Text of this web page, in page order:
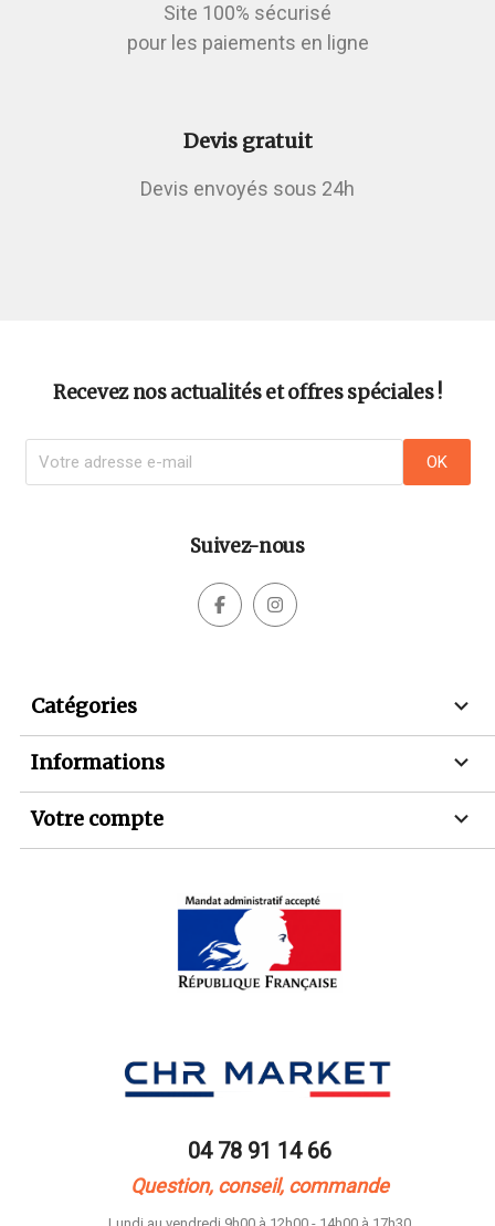
Site 100% sécurisé
pour les paiements en ligne
Devis gratuit
Devis envoyés sous 24h
Recevez nos actualités et offres spéciales !
Suivez-nous
 
Catégories 
Informations 
Votre compte 
04 78 91 14 66
Question, conseil, commande